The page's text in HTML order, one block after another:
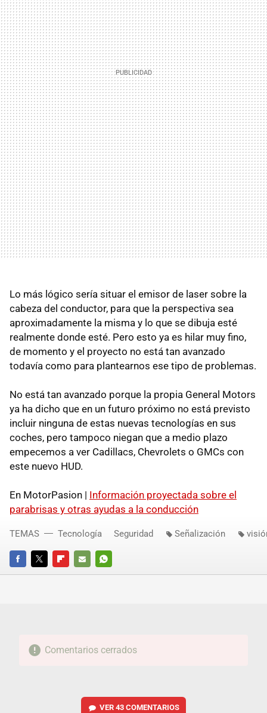
Lo más lógico sería situar el emisor de laser sobre la
cabeza del conductor, para que la perspectiva sea
aproximadamente la misma y lo que se dibuja esté
realmente donde esté. Pero esto ya es hilar muy fino,
de momento y el proyecto no está tan avanzado
todavía como para plantearnos ese tipo de problemas.
No está tan avanzado porque la propia General Motors
ya ha dicho que en un futuro próximo no está previsto
incluir ninguna de estas nuevas tecnologías en sus
coches, pero tampoco niegan que a medio plazo
empecemos a ver Cadillacs, Chevrolets o GMCs con
este nuevo HUD.
En MotorPasion | Información proyectada sobre el
parabrisas y otras ayudas a la conducción
FACEBOOKTWITTERFLIPBOARD
E-
WHATSAPP
TEMAS Tecnología Seguridad Señalización
Comentarios cerrados
VER 43 COMENTARIOS